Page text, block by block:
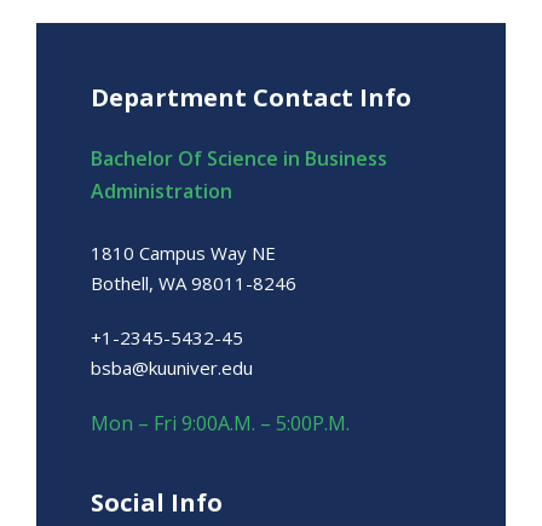
Department Contact Info
Bachelor Of Science in Business
Administration
1810 Campus Way NE
Bothell, WA 98011-8246
+1-2345-5432-45
bsba@kuuniver.edu
Mon – Fri 9:00A.M. – 5:00P.M.
Social Info